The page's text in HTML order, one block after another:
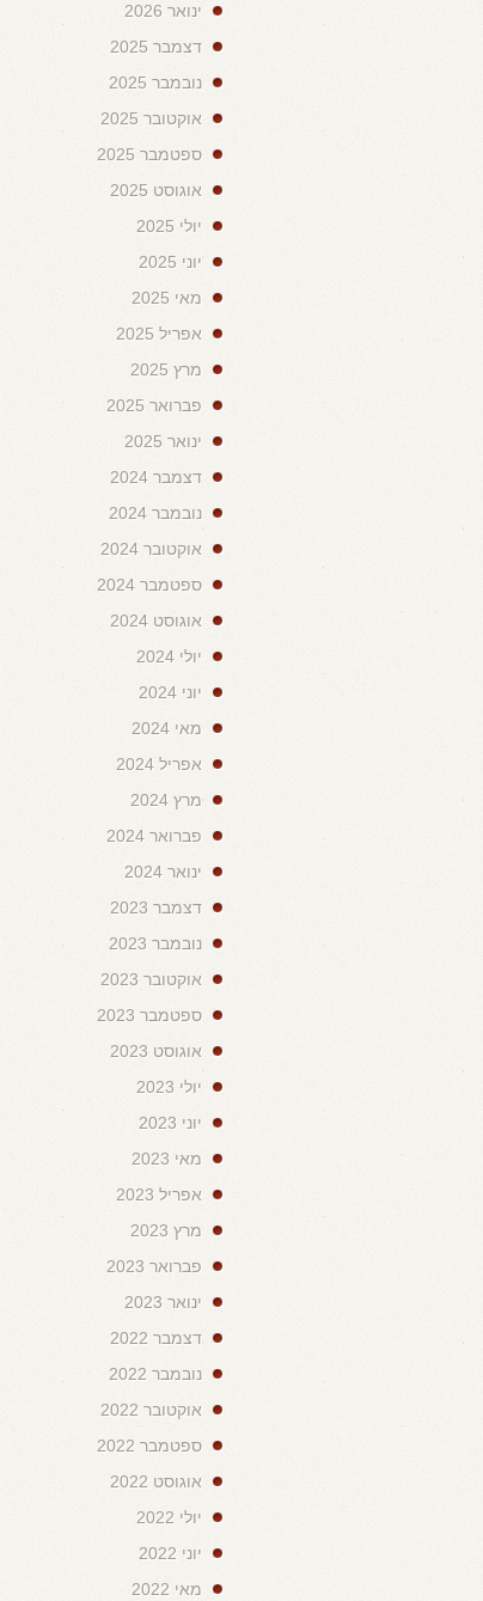
ינואר 2026
דצמבר 2025
נובמבר 2025
אוקטובר 2025
ספטמבר 2025
אוגוסט 2025
יולי 2025
יוני 2025
מאי 2025
אפריל 2025
מרץ 2025
פברואר 2025
ינואר 2025
דצמבר 2024
נובמבר 2024
אוקטובר 2024
ספטמבר 2024
אוגוסט 2024
יולי 2024
יוני 2024
מאי 2024
אפריל 2024
מרץ 2024
פברואר 2024
ינואר 2024
דצמבר 2023
נובמבר 2023
אוקטובר 2023
ספטמבר 2023
אוגוסט 2023
יולי 2023
יוני 2023
מאי 2023
אפריל 2023
מרץ 2023
פברואר 2023
ינואר 2023
דצמבר 2022
נובמבר 2022
אוקטובר 2022
ספטמבר 2022
אוגוסט 2022
יולי 2022
יוני 2022
מאי 2022